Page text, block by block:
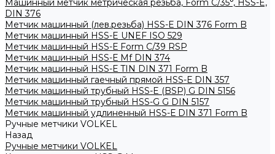
Машинный метчик метрическая резьба, Form С/35°, HSS-E,
DIN 376
Метчик машинный (лев.резьба) HSS-Е DIN 376 Form B
Метчик машинный HSS-E UNEF ISO 529
Метчик машинный HSS-Е Form C/39 RSP
Метчик машинный HSS-Е Mf DIN 374
Метчик машинный HSS-Е TIN DIN 371 Form B
Метчик машинный гаечный прямой HSS-Е DIN 357
Метчик машинный трубный HSS-E (BSP) G DIN 5156
Метчик машинный трубный HSS-G G DIN 5157
Метчик машинный удлиненный HSS-Е DIN 371 Form B
Ручные метчики VOLKEL
Назад
Ручные метчики VOLKEL